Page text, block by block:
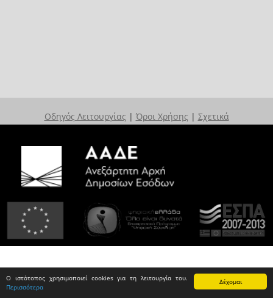
Δέχομαι
Ο ιστότοπος χρησιμοποιεί cookies για τη λειτουργία του.
Περισσότερα
Οδηγός Λειτουργίας | Όροι Χρήσης | Σχετικά